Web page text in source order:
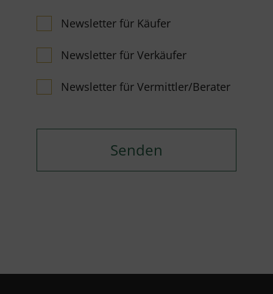
Newsletter für Käufer
Newsletter für Verkäufer
Newsletter für Vermittler/Berater